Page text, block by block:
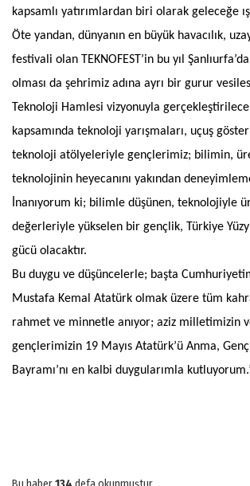
kapsamlı yatırımlardan biri olarak geleceğe
Öte yandan, dünyanın en büyük havacılık,
festivali olan TEKNOFEST’in bu yıl
olması da şehrimiz adına ayrı bir gurur
Teknoloji Hamlesi vizyonuyla
kapsamında teknoloji yarışmaları, uçuş
teknoloji atölyeleriyle gençlerimiz; bilimin,
teknolojinin heyecanını yakından
İnanıyorum ki; bilimle düşünen, teknolojiyle
değerleriyle yükselen bir gençlik, Türkiye
gücü olacaktır.
Bu duygu ve düşüncelerle; başta
Mustafa Kemal Atatürk olmak üzere tüm
rahmet ve minnetle anıyor; aziz milletimizin
gençlerimizin 19 Mayıs Atatürk’ü Anma,
Bayramı’nı en kalbi duygularımla